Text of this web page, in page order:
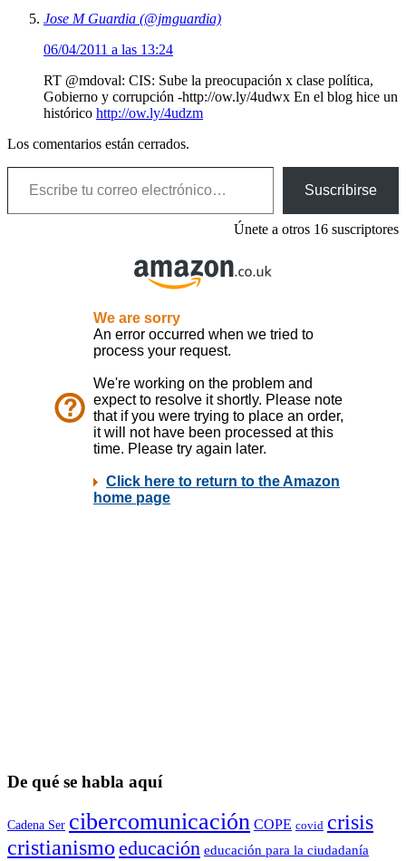
Jose M Guardia (@jmguardia)
06/04/2011 a las 13:24
RT @mdoval: CIS: Sube la preocupación x clase política,
Gobierno y corrupción -http://ow.ly/4udwx En el blog hice un
histórico http://ow.ly/4udzm
Los comentarios están cerrados.
Escribe tu correo electrónico…
Suscribirse
Únete a otros 16 suscriptores
De qué se habla aquí
Cadena Ser cibercomunicación COPE covid crisis
cristianismo educación educación para la ciudadaní­a